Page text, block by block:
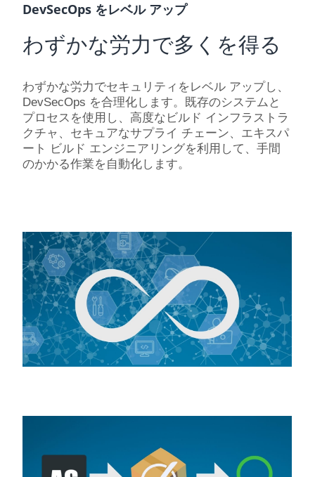
DevSecOps をレベル アップ
わずかな労力で多くを得る
わずかな労力でセキュリティをレベル アップし、
DevSecOps を合理化します。既存のシステムと
プロセスを使用し、高度なビルド インフラストラ
クチャ、セキュアなサプライ チェーン、エキスパ
ート ビルド エンジニアリングを利用して、手間
のかかる作業を自動化します。